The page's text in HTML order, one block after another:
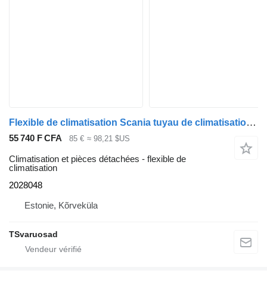
Flexible de climatisation Scania tuyau de climatisation 2028048 pour tracteur routier Scania R410
55 740 F CFA 85 € ≈ 98,21 $US
Climatisation et pièces détachées - flexible de
climatisation
2028048
Estonie, Kõrveküla
TSvaruosad